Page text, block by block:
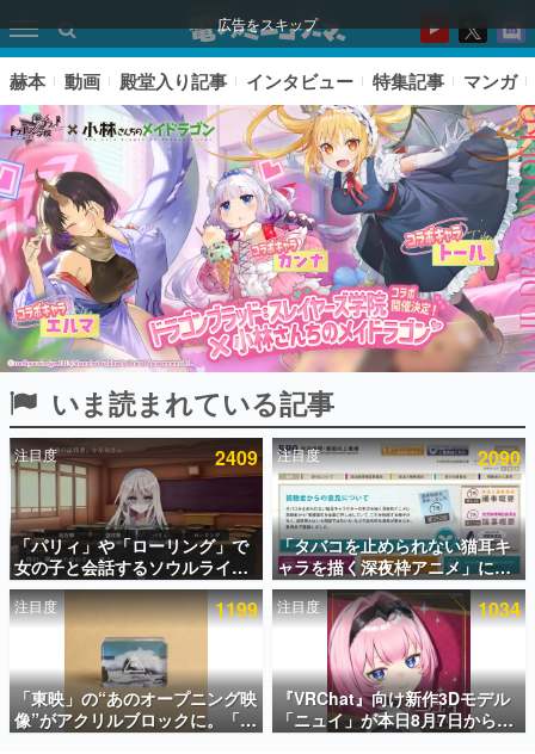
広告をスキップ
ピックアップ
電ファミのいま読まれている記事ランキング
アプリセール情報
インタビュー
連載・特集一覧
殿堂入り記事
SNS拡散数が数千以上！ ページビュー数万以上！ などな
ど。多くの人々に読まれた、電ファミ渾身の“殿堂入り”記
事をまとめました。
赫本 動画 殿堂入り記事 インタビュー 特集記事 マンガ
いま読まれている記事
注目度 2409
「パリィ」や「ローリング」で
女の子と会話するソウルライク
恋愛ゲーム『小早川さんはソウ
ルライク』無料公開。返事に失
敗すると「YOU DIED」
注目度 2090
「タバコを止められない猫耳キ
ャラを描く深夜枠アニメ」に視
聴者の一部から批判意見。違法
薬物の使用と思しき描写も含め
て、BPOが議論を交わす
注目度 1199
「東映」の“あのオープニング映
像”がアクリルブロックに。「東
映ヒストリカル グッズコレクシ
注目度 1034
『VRChat』向け新作3Dモデル
「ニュイ」が本日8月7日から
BOOTHにて発売。瞳に光る星